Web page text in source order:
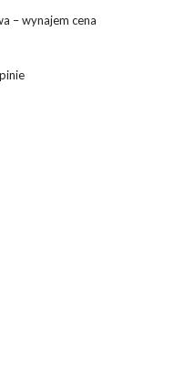
– wynajem cena